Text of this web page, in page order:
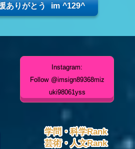
ありがとう im ^129^
Instagram:
Follow @imsign89368miz
uki98061yss
学問・科学Rank
芸術・人文Rank